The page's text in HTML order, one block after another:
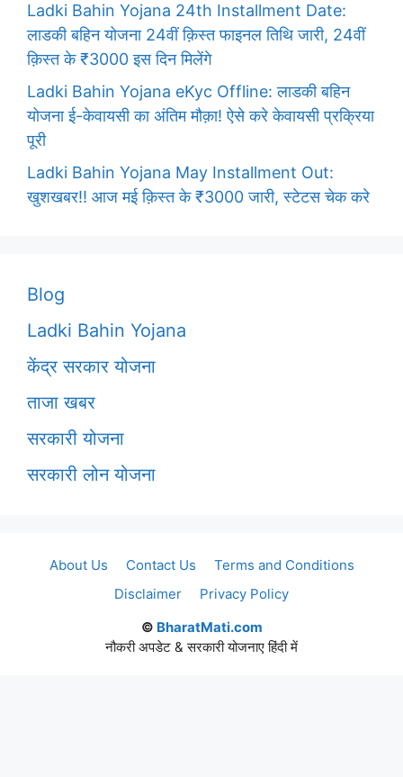
Ladki Bahin Yojana 24th Installment Date:
लाडकी बहिन योजना 24वीं क़िस्त फाइनल तिथि जारी, 24वीं
क़िस्त के ₹3000 इस दिन मिलेंगे
Ladki Bahin Yojana eKyc Offline: लाडकी बहिन
योजना ई-केवायसी का अंतिम मौक़ा! ऐसे करे केवायसी प्रक्रिया
पूरी
Ladki Bahin Yojana May Installment Out:
खुशखबर!! आज मई क़िस्त के ₹3000 जारी, स्टेटस चेक करे
Blog
Ladki Bahin Yojana
केंद्र सरकार योजना
ताजा खबर
सरकारी योजना
सरकारी लोन योजना
About Us Contact Us
Terms and Conditions
Disclaimer
Privacy Policy
© BharatMati.com
नौकरी अपडेट & सरकारी योजनाए हिंदी में